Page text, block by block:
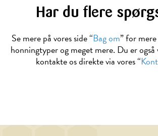
Har du flere
Se mere på vores side “Bag om” for
honningtyper og meget mere. Du er
kontakte os direkte via vores “